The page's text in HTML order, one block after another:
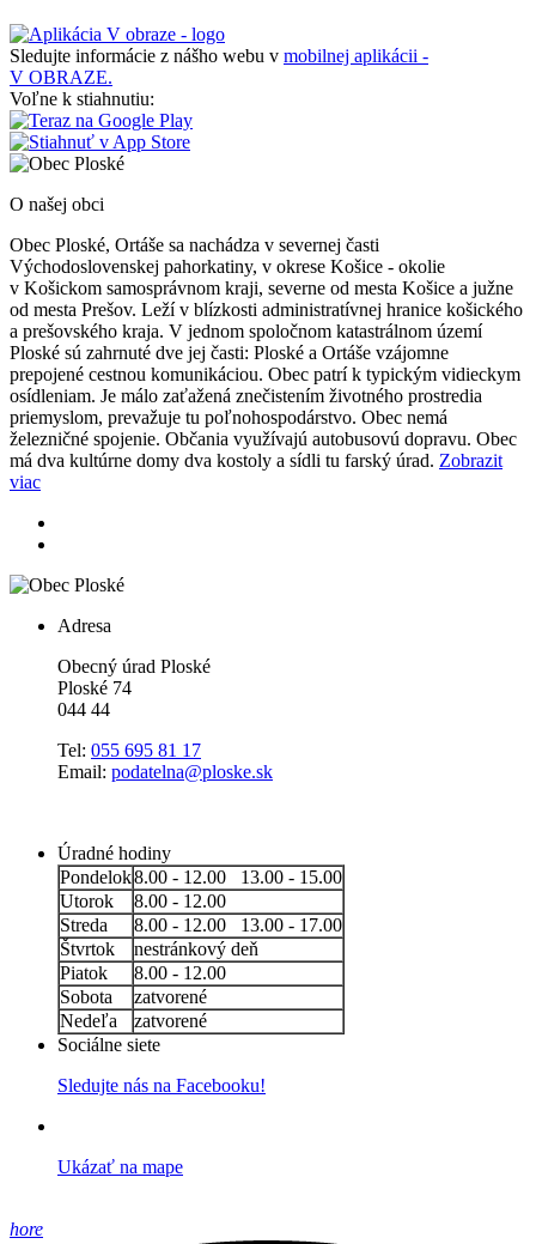
Sledujte informácie z nášho webu v mobilnej aplikácii -
V OBRAZE.
Voľne k stiahnutiu:
O našej obci
Obec Ploské, Ortáše sa nachádza v severnej časti
Východoslovenskej pahorkatiny, v okrese Košice - okolie
v Košickom samosprávnom kraji, severne od mesta Košice a južne
od mesta Prešov. Leží v blízkosti administratívnej hranice košického
a prešovského kraja. V jednom spoločnom katastrálnom území
Ploské sú zahrnuté dve jej časti: Ploské a Ortáše vzájomne
prepojené cestnou komunikáciou. Obec patrí k typickým vidieckym
osídleniam. Je málo zaťažená znečistením životného prostredia
priemyslom, prevažuje tu poľnohospodárstvo. Obec nemá
železničné spojenie. Občania využívajú autobusovú dopravu. Obec
má dva kultúrne domy dva kostoly a sídli tu farský úrad. Zobrazit
viac
Adresa
Obecný úrad Ploské
Ploské 74
044 44
Tel: 055 695 81 17
Email: podatelna@ploske.sk
Úradné hodiny
Pondelok8.00 - 12.00 13.00 - 15.00
Utorok
8.00 - 12.00
Streda
8.00 - 12.00 13.00 - 17.00
Štvrtok
nestránkový deň
Piatok
8.00 - 12.00
Sobota
zatvorené
Nedeľa
zatvorené
Sociálne siete
Sledujte nás na Facebooku!
Ukázať na mape
hore